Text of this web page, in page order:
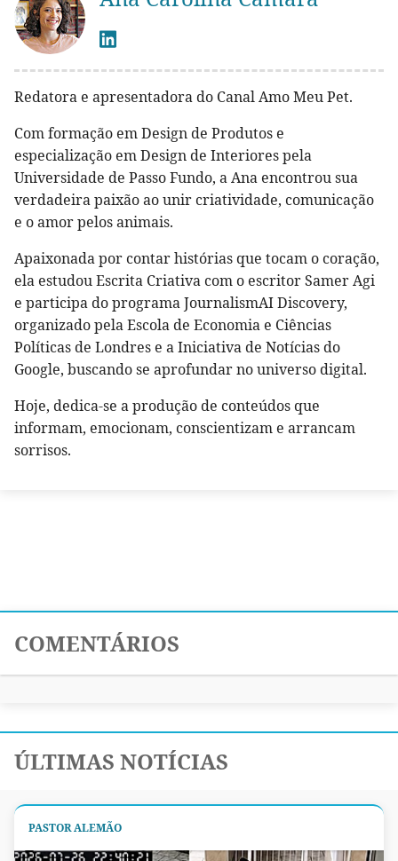
Redatora e apresentadora do Canal Amo Meu Pet.
Com formação em Design de Produtos e
especialização em Design de Interiores pela
Universidade de Passo Fundo, a Ana encontrou sua
verdadeira paixão ao unir criatividade, comunicação
e o amor pelos animais.
Apaixonada por contar histórias que tocam o coração,
ela estudou Escrita Criativa com o escritor Samer Agi
e participa do programa JournalismAI Discovery,
organizado pela Escola de Economia e Ciências
Políticas de Londres e a Iniciativa de Notícias do
Google, buscando se aprofundar no universo digital.
Hoje, dedica-se a produção de conteúdos que
informam, emocionam, conscientizam e arrancam
sorrisos.
COMENTÁRIOS
ÚLTIMAS NOTÍCIAS
PASTOR ALEMÃO